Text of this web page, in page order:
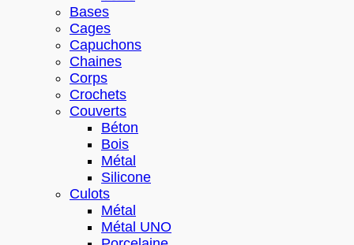
Bases
Cages
Capuchons
Chaines
Corps
Crochets
Couverts
Béton
Bois
Métal
Silicone
Culots
Métal
Métal UNO